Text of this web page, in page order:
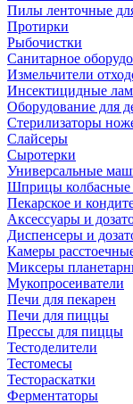
Пилы ленточные
Протирки
Рыбочистки
Санитарное
Измельчители
Инсектицидные
Оборудование для
Стерилизаторы
Слайсеры
Сыротерки
Универсальные
Шприцы колбасные
Пекарское и
Аксессуары и
Диспенсеры и
Камеры
Миксеры
Мукопросеиватели
Печи для пекарен
Печи для пиццы
Прессы для пиццы
Тестоделители
Тестомесы
Тестораскатки
Ферментаторы